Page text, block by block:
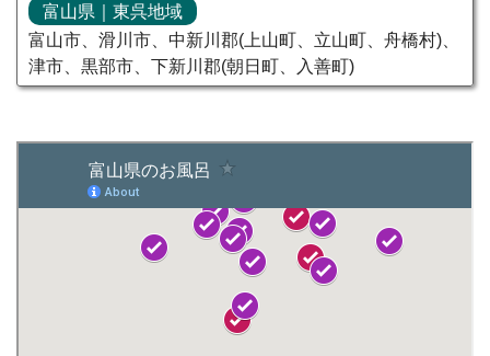
富山県｜東呉地域
富山市、滑川市、中新川郡(上山町、立山町、舟橋村)、
津市、黒部市、下新川郡(朝日町、入善町)